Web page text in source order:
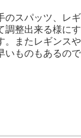
のスパッツ、レ
調整出来る様に
。またレギンス
いものもあるの